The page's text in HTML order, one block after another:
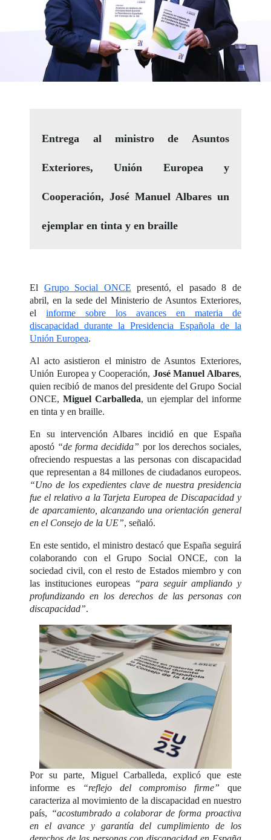
Entrega al ministro de Asuntos
Exteriores, Unión Europea y
Cooperación, José Manuel Albares un
ejemplar en tinta y en braille
El Grupo Social ONCE presentó, el pasado 8 de
abril, en la sede del Ministerio de Asuntos Exteriores,
elinforme sobre los avances en materia de
discapacidad durante la Presidencia Española de la
Unión Europea.
Al acto asistieron el ministro de Asuntos Exteriores,
Unión Europea y Cooperación, José Manuel Albares,
quien recibió de manos del presidente del Grupo Social
ONCE,Miguel Carballeda, un ejemplar del informe
en tinta y en braille.
En su intervención Albares incidió en que España
apostó “de forma decidida” por los derechos sociales,
ofreciendo respuestas a las personas con discapacidad
que representan a 84 millones de ciudadanos europeos.
“Uno de los expedientes clave de nuestra presidencia
fue el relativo a la Tarjeta Europea de Discapacidad y
de aparcamiento, alcanzando una orientación general
en el Consejo de la UE”, señaló.
En este sentido, el ministro destacó que España seguirá
colaborando con el Grupo Social ONCE, con la
sociedad civil, con el resto de Estados miembro y con
las instituciones europeas “para seguir ampliando y
profundizando en los derechos de las personas con
discapacidad”.
Por su parte, Miguel Carballeda, explicó que este
informe es
“reflejo del compromiso firme” que
caracteriza al movimiento de la discapacidad en nuestro
país, “acostumbrado a colaborar de forma proactiva
en el avance y garantía del cumplimiento de los